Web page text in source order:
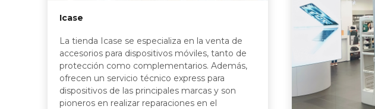
Icase
La tienda Icase se especializa en la venta de
accesorios para dispositivos móviles, tanto de
protección como complementarios. Además,
ofrecen un servicio técnico express para
dispositivos de las principales marcas y son
pioneros en realizar reparaciones en el